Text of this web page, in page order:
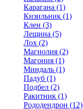
Карагана (1)
Кизильник (1)
Клен (3)
Лещина (5)
Лох (2)
Магнолия (2)
Магония (1)
Миндаль (1)
Падуб (1)
Подбел (2)
Ракитник (1)
Рододендрон (12)